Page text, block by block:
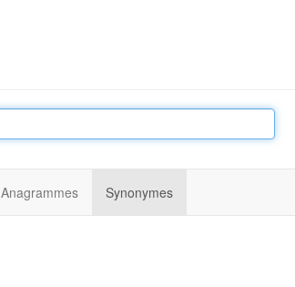
Anagrammes Synonymes